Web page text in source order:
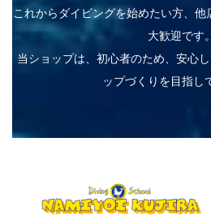
これからダイビングを始めたい方、
大歓迎です。
当ショップは、初心者のため、安心
ップづくりを目指し